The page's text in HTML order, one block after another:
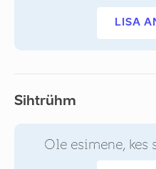
LISA
Sihtrühm
Ole esimene, kes